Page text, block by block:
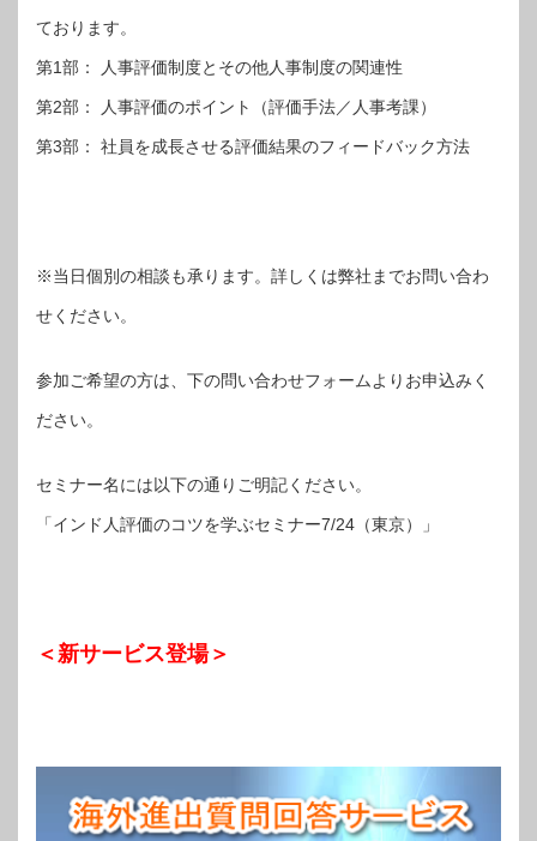
ております。
第1部： 人事評価制度とその他人事制度の関連性
第2部： 人事評価のポイント（評価手法／人事考課）
第3部： 社員を成長させる評価結果のフィードバック方法
※当日個別の相談も承ります。詳しくは弊社までお問い合わ
せください。
参加ご希望の方は、下の問い合わせフォームよりお申込みく
ださい。
セミナー名には以下の通りご明記ください。
「インド人評価のコツを学ぶセミナー7/24（東京） 」
＜新サービス登場＞